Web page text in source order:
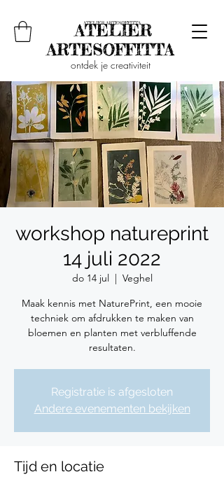
ontdek je creativiteit
workshop natureprint
14 juli 2022
do 14 jul
  |
Veghel
Maak kennis met NaturePrint, een mooie
techniek om afdrukken te maken van
bloemen en planten met verbluffende
resultaten.
Registratie is afgesloten
Andere evenementen bekijken
Tijd en locatie